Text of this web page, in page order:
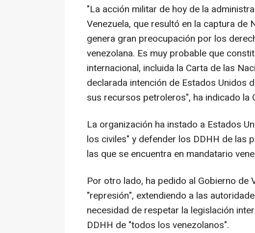
"La acción militar de hoy de la
Venezuela, que resultó en la captura de
genera gran preocupación por los
venezolana. Es muy probable que
internacional, incluida la Carta de las
declarada intención de Estados Unidos
sus recursos petroleros", ha indicado la
La organización ha instado a Estados
los civiles" y defender los DDHH de las
las que se encuentra en mandatario
Por otro lado, ha pedido al Gobierno de
"represión", extendiendo a las
necesidad de respetar la legislación
DDHH de "todos los venezolanos".